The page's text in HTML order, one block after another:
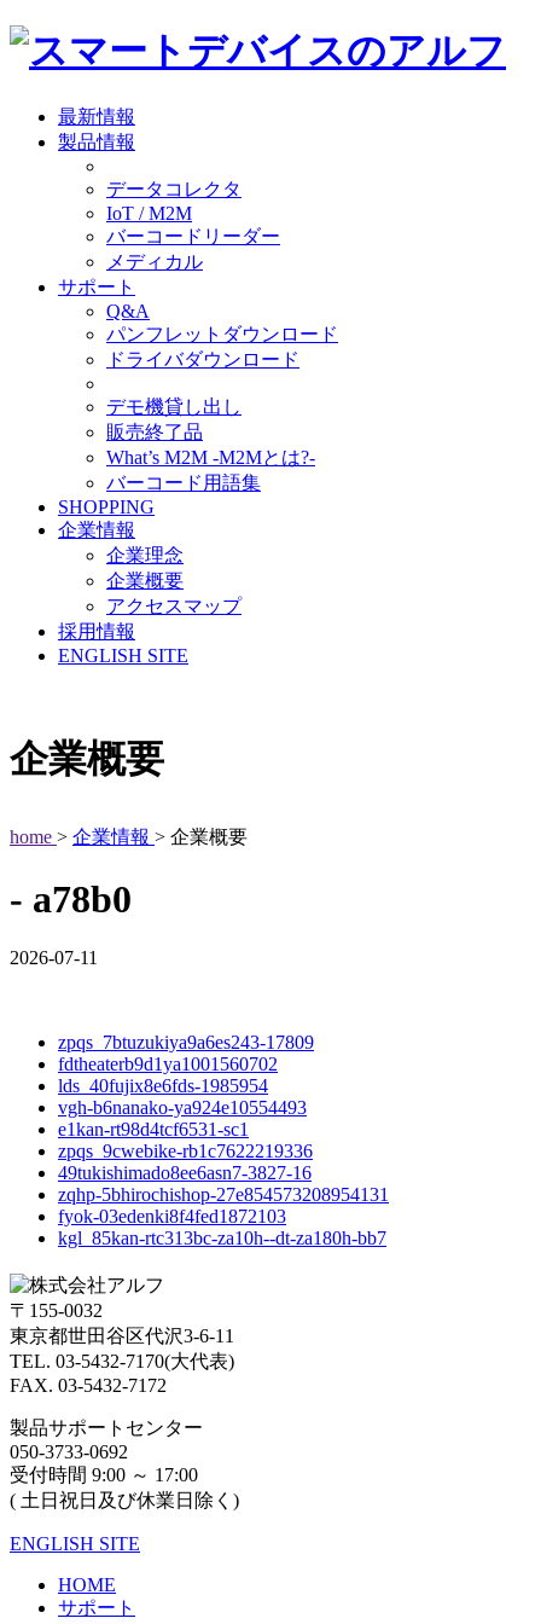
最新情報
製品情報
データコレクタ
IoT / M2M
バーコードリーダー
メディカル
サポート
Q&A
パンフレットダウンロード
ドライバダウンロード
デモ機貸し出し
販売終了品
What’s M2M -M2Mとは?-
バーコード用語集
SHOPPING
企業情報
企業理念
企業概要
アクセスマップ
採用情報
ENGLISH SITE
企業概要
home > 企業情報 > 企業概要
- a78b0
2026-07-11
zpqs_7btuzukiya9a6es243-17809
fdtheaterb9d1ya1001560702
lds_40fujix8e6fds-1985954
vgh-b6nanako-ya924e10554493
e1kan-rt98d4tcf6531-sc1
zpqs_9cwebike-rb1c7622219336
49tukishimado8ee6asn7-3827-16
zqhp-5bhirochishop-27e854573208954131
fyok-03edenki8f4fed1872103
kgl_85kan-rtc313bc-za10h--dt-za180h-bb7
〒155-0032
東京都世田谷区代沢3-6-11
TEL. 03-5432-7170(大代表)
FAX. 03-5432-7172
製品サポートセンター
050-3733-0692
受付時間 9:00 ～ 17:00
( 土日祝日及び休業日除く)
ENGLISH SITE
HOME
サポート